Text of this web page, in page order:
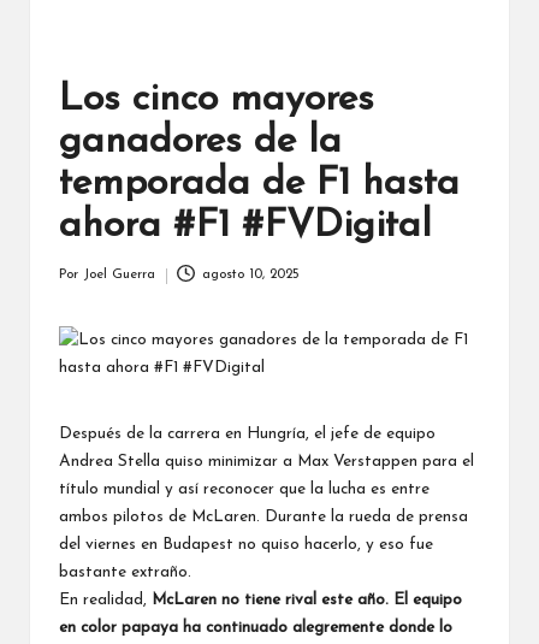
Los cinco mayores
ganadores de la
temporada de F1 hasta
ahora #F1 #FVDigital
Por Joel Guerra agosto 10, 2025
Después de la carrera en Hungría, el jefe de equipo
Andrea Stella quiso minimizar a
Max Verstappen para el
título mundial y así reconocer que la lucha es entre
ambos pilotos de McLaren. Durante la rueda de prensa
del viernes en Budapest no quiso hacerlo, y eso fue
bastante extraño.
En realidad,
McLaren no tiene rival este año. El equipo
en color papaya ha continuado alegremente donde lo